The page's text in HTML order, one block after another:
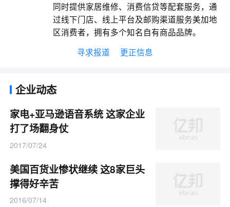
同时提供家居维修、消费信贷等配套服务，通
过线下门店、线上平台及邮购渠道服务美加地
区消费者，拥有多个知名自有商品品牌。
寻求报道
更正信息
企业动态
家电+亚马逊语音系统 这家企业
打了场翻身仗
2017/07/24
美国百货业惨状继续 这8家巨头
撑得好辛苦
2016/07/14